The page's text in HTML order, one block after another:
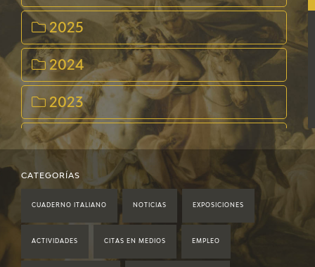
2025
2024
2023
2022
2021
CATEGORÍAS
CUADERNO ITALIANO NOTICIAS EXPOSICIONES
ACTIVIDADES CITAS EN MEDIOS EMPLEO